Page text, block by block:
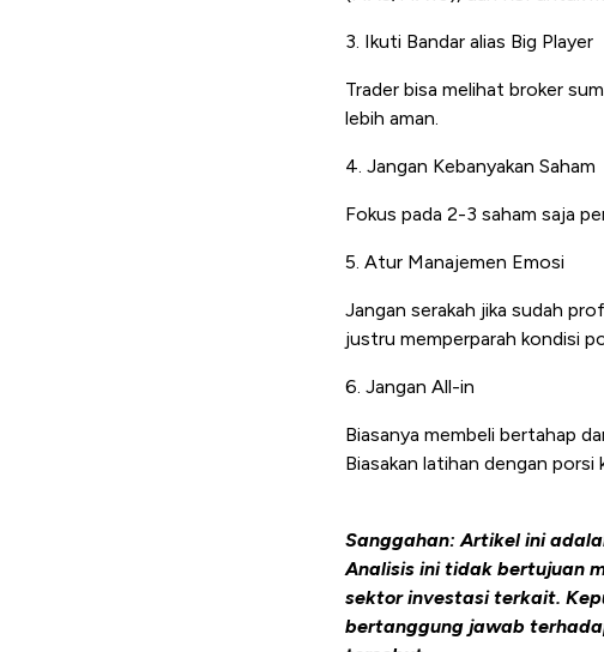
3. Ikuti Bandar alias Big Player
Trader bisa melihat broker
lebih aman.
4. Jangan Kebanyakan Saham
Fokus pada 2-3 saham saja
5. Atur Manajemen Emosi
Jangan serakah jika sudah
justru memperparah kondisi
6. Jangan All-in
Biasanya membeli bertahap
Biasakan latihan dengan
Sanggahan: Artikel ini
Analisis ini tidak bertujuan
sektor investasi terkait.
bertanggung jawab